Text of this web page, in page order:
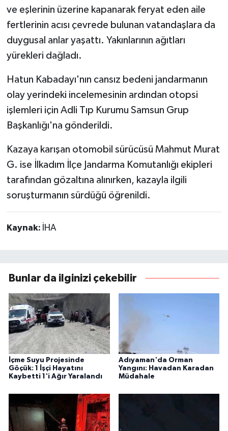
ve eşlerinin üzerine kapanarak feryat eden aile
fertlerinin acısı çevrede bulunan vatandaşlara da
duygusal anlar yaşattı. Yakınlarının ağıtları
yürekleri dağladı.
Hatun Kabadayı'nın cansız bedeni jandarmanın
olay yerindeki incelemesinin ardından otopsi
işlemleri için Adli Tıp Kurumu Samsun Grup
Başkanlığı'na gönderildi.
Kazaya karışan otomobil sürücüsü Mahmut Murat
G. ise İlkadım İlçe Jandarma Komutanlığı ekipleri
tarafından gözaltına alınırken, kazayla ilgili
soruşturmanın sürdüğü öğrenildi.
Kaynak: İHA
Bunlar da ilginizi çekebilir
İçme Suyu Projesinde
Göçük: 1 İşçi Hayatını
Kaybetti 1'i Ağır Yaralandı
Adıyaman'da Orman
Yangını: Havadan Karadan
Müdahale